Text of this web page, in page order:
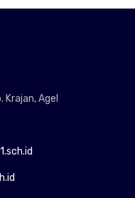
Krajan, Agel